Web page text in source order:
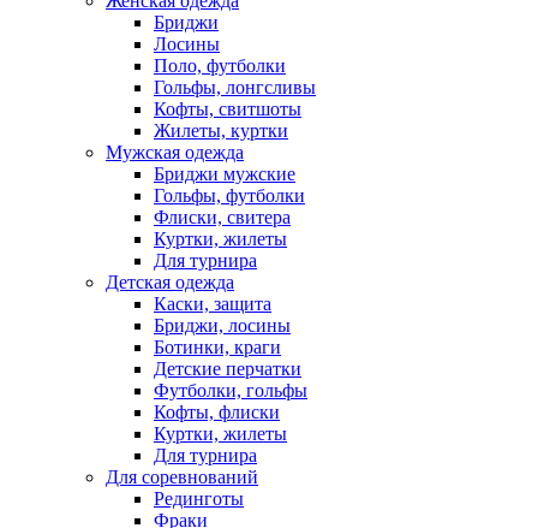
Бриджи
Лосины
Поло, футболки
Гольфы, лонгсливы
Кофты, свитшоты
Жилеты, куртки
Мужская одежда
Бриджи мужские
Гольфы, футболки
Флиски, свитера
Куртки, жилеты
Для турнира
Детская одежда
Каски, защита
Бриджи, лосины
Ботинки, краги
Детские перчатки
Футболки, гольфы
Кофты, флиски
Куртки, жилеты
Для турнира
Для соревнований
Рединготы
Фраки